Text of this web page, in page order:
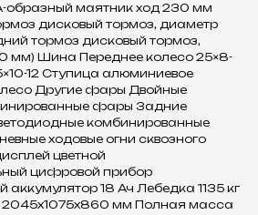
образный маятник ход 230 мм
дисковый тормоз, диаметр
тормоз дисковый тормоз,
мм) Шина Переднее колесо 25×8-
12 Ступица алюминиевое
Другие фары Двойные
фары Задние
комбинированные
ходовые огни сквозного
цветной
цифровой прибор
аккумулятор 18 Ач Лебедка 1135 кг
2045x1075x860 мм Полная масса